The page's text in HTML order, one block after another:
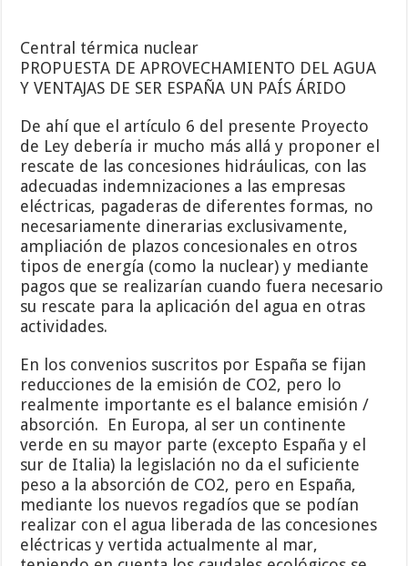
Central térmica nuclear
PROPUESTA DE APROVECHAMIENTO DEL AGUA
Y VENTAJAS DE SER ESPAÑA UN PAÍS ÁRIDO
De ahí que el artículo 6 del presente Proyecto
de Ley debería ir mucho más allá y proponer el
rescate de las concesiones hidráulicas, con las
adecuadas indemnizaciones a las empresas
eléctricas, pagaderas de diferentes formas, no
necesariamente dinerarias exclusivamente,
ampliación de plazos concesionales en otros
tipos de energía (como la nuclear) y mediante
pagos que se realizarían cuando fuera necesario
su rescate para la aplicación del agua en otras
actividades.
En los convenios suscritos por España se fijan
reducciones de la emisión de CO2, pero lo
realmente importante es el balance emisión /
absorción. En Europa, al ser un continente
verde en su mayor parte (excepto España y el
sur de Italia) la legislación no da el suficiente
peso a la absorción de CO2, pero en España,
mediante los nuevos regadíos que se podían
realizar con el agua liberada de las concesiones
eléctricas y vertida actualmente al mar,